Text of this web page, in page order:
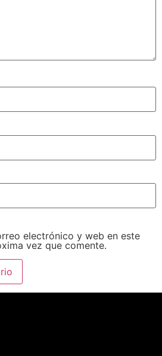
electrónico y web en este
vez que comente.